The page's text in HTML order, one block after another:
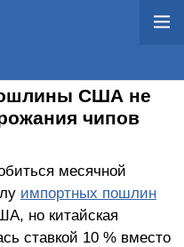
США не
чипов
месячной
импортных пошлин
но китайская
ставкой 10 % вместо